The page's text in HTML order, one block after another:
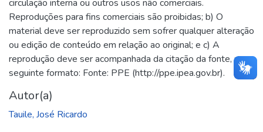
circulação interna ou outros usos não comerciais.
Reproduções para fins comerciais são proibidas; b) O
material deve ser reproduzido sem sofrer qualquer alteração
ou edição de conteúdo em relação ao original; e c) A
reprodução deve ser acompanhada da citação da fonte, no
seguinte formato: Fonte: PPE (http://ppe.ipea.gov.br).
Autor(a)
Tauile, José Ricardo